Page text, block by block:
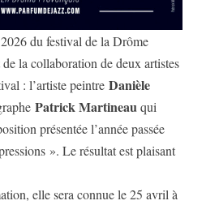
du festival de la Drôme
la collaboration de deux artistes
: l’artiste peintre Danièle
Patrick Martineau qui
présentée l’année passée
». Le résultat est plaisant
elle sera connue le 25 avril à